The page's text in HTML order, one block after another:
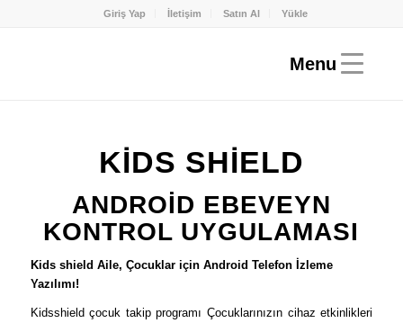
Giriş Yap İletişim Satın Al Yükle
KİDS SHİELD
ANDROİD EBEVEYN
KONTROL UYGULAMASI
Kids shield Aile, Çocuklar için Android Telefon İzleme
Yazılımı!
Kidsshield çocuk takip programı Çocuklarınızın cihaz etkinlikleri